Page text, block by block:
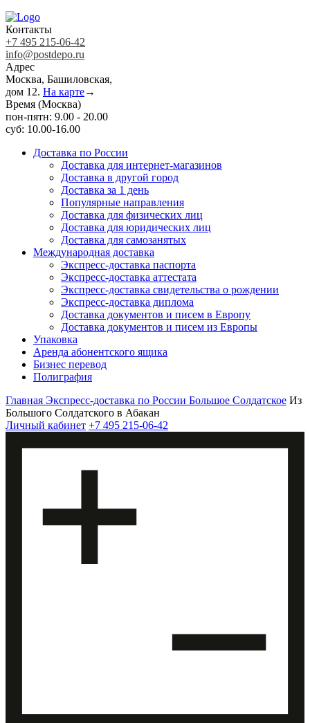
Контакты
+7 495 215-06-42
info@postdepo.ru
Адрес
Москва, Башиловская,
дом 12. На карте→
Время (Москва)
пон-пятн: 9.00 - 20.00
суб: 10.00-16.00
Доставка по России
Доставка для интернет-магазинов
Доставка в другой город
Доставка за 1 день
Популярные направления
Доставка для физических лиц
Доставка для юридических лиц
Доставка для самозанятых
Международная доставка
Экспресс-доставка паспорта
Экспресс-доставка аттестата
Экспресс-доставка свидетельства о рождении
Экспресс-доставка диплома
Доставка документов и писем в Европу
Доставка документов и писем из Европы
Упаковка
Аренда абонентского ящика
Бизнес перевод
Полиграфия
Главная Экспресс-доставка по России Большое Солдатское Из
Большого Солдатского в Абакан
Личный кабинет +7 495 215-06-42